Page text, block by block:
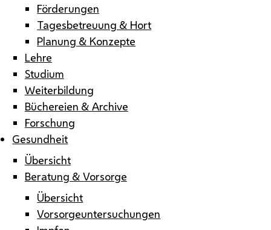
Förderungen
Tagesbetreuung & Hort
Planung & Konzepte
Lehre
Studium
Weiterbildung
Büchereien & Archive
Forschung
Gesundheit
Übersicht
Beratung & Vorsorge
Übersicht
Vorsorgeuntersuchungen